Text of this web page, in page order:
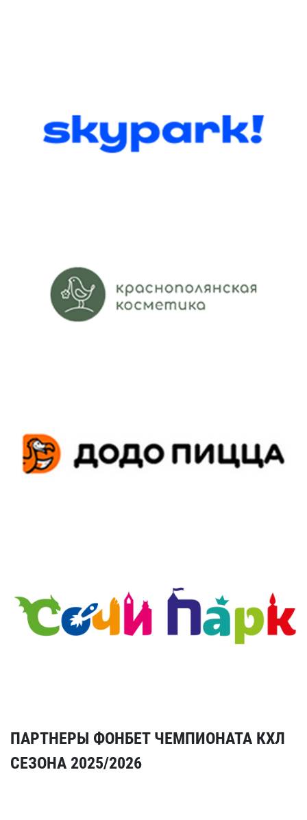
ПАРТНЕРЫ ФОНБЕТ ЧЕМПИОНАТА КХЛ
СЕЗОНА 2025/2026